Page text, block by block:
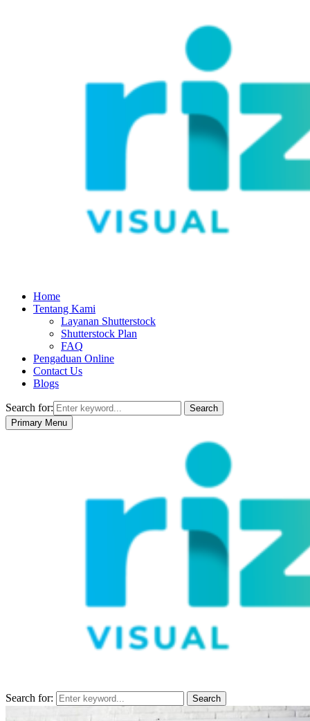
Home
Tentang Kami
Layanan Shutterstock
Shutterstock Plan
FAQ
Pengaduan Online
Contact Us
Blogs
Search for:
Search
Primary Menu
Search for: Search